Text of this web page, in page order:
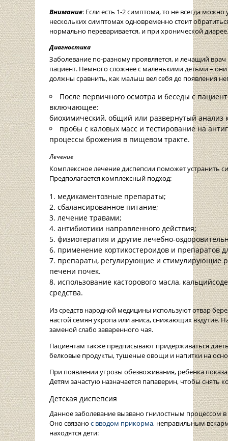
Внимание: Если есть 1-2 симптома, то не всегда
нескольких симптомах одновременно стоит
нормально переваривается, и при хронической диарее.
Диагностика
Заболевание по-разному проявляется, и лечащий
пациент. Немного сложнее с маленькими детьми –
должны сравнить, как малыш вел себя до появления
После первичного осмотра и беседы с
включающее:
биохимический, общий или развернутый анализ
пробы с каловых масс и тестирование на
процессы брожения в пищевом тракте.
Лечение
Комплексное лечение диспепсии поможет устранить
Предполагается комплексный подход:
медикаментозные препараты;
сбалансированное питание;
лечение травами;
антибиотики направленного действия;
физиотерапия и другие лечебно-
применение кортикостероидов и препаратов
препараты, регулирующие и стимулирующие
печени почек.
использование касторового масла,
средства.
Из средств народной медицины используют отвар
настой семян укропа или аниса, снижающих вздутие.
заменой слабо заваренного чая.
Пациентам также предписывают придерживаться
белковые продукты, тушеные овощи и напитки на
При появлении угрозы обезвоживания, ребёнка
Детям зачастую назначается папаверин, чтобы снять
Детская диспепсия
Данное заболевание вызвано гнилостным процессом
Оно связано с вводом прикорма, неправильным
находятся дети: